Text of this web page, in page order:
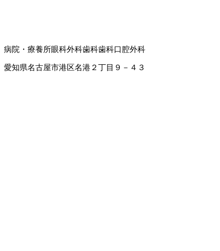
病院・療養所眼科外科歯科歯科口腔外科
愛知県名古屋市港区名港２丁目９－４３